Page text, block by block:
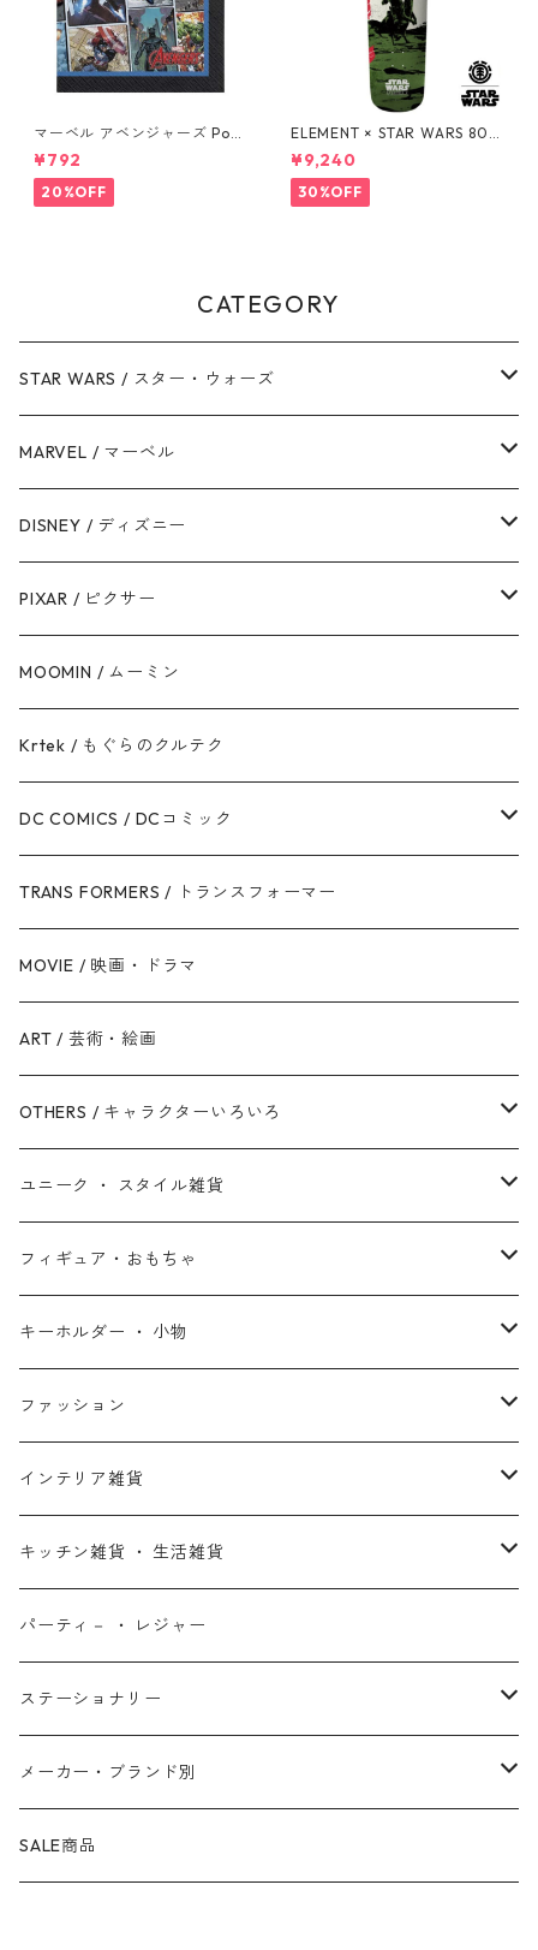
マーベル アベンジャーズ Pow
ers Unite 16pcペーパーナプ
キン MARVEL 紙ナプキン Ave
ngers
¥792
20%OFF
ELEMENT × STAR WARS 80S
BOBA FETT SKATEBOARD D
ECK ボバ・フェット スケート
ボードデッキ エレメント スタ
ー・ウォーズ
¥9,240
30%OFF
CATEGORY
STAR WARS / スター・ウォーズ
ダース・ベイダー
ストームトルーパー
ハン・ソロ
ドロイド
ボバ・フェット / マンダロリアン
ジェダイ・オーダー
銀河帝国 / ダークサイド
反乱同盟軍 / ライトサイド
スターウォーズ・シリーズ
シークエル・トリロジー
アンソロジー・シリーズ
スターウォーズ・アニメ
スターウォーズ・コラボ
MARVEL / マーベル
マーベルコミック
アベンジャーズ
スパイダーマン
アイアンマン
キャプテン・アメリカ
マイティ・ソー
ハルク
ブラック・ウィドウ
ブラックパンサー
キャプテン・マーベル
ドクター・ストレンジ
ガーディアンズ・オブ・ギャラクシー
アントマン
X-MEN
デッド・プール
ファンタスティック・フォー
ゴーストライダー
パニッシャー
サノス
DISNEY / ディズニー
ディズニーフレンズ
ディズニープリンセス
ディズニーヴィランズ
シンデレラ
美女と野獣
眠れる森の美女
リトル・マーメイド
白雪姫
アラジン
塔の上のラプンツェル
アナと雪の女王
プリンセスと魔法のキス
ムーラン
ズートピア
モアナと伝説の海
ライオンキング
バンビ
ダンボ
PIXAR / ピクサー
トイ・ストーリー
モンスターズ・インク / ユニバーシティ
カーズ
ファインディング・ニモ / ドリー
Mr.インクレディブル
アーロと少年
ピクサー
MOOMIN / ムーミン
Krtek / もぐらのクルテク
DC COMICS / DCコミック
ジャスティス・リーグ
バットマン
スーパーマン
ザ・フラッシュ
ワンダーウーマン
ジョーカー
ハーレイ・クイン
TRANS FORMERS / トランスフォーマー
MOVIE / 映画・ドラマ
ART / 芸術・絵画
OTHERS / キャラクターいろいろ
ザ・マペッツ
ひつじのショーン
ピーナッツ / スヌーピー
ミッフィー
セサミストリート
ルーニー・テューンズ
ベアブリック
ワンピース
ドラゴンボール
呪術廻戦
ユニーク ・ スタイル雑貨
北欧・ヨーロッパ雑貨
アメリカン雑貨
ホームパーティー・バーベキュー雑貨
アクセサリー
フィギュア・おもちゃ
スタチュー ・ フィギュア
ぬいぐるみ ・ プラッシュドール
コインバンク ・ 貯金箱
おもちゃ・パズル
コミック・絵本
キーホルダー ・ 小物
ステッカー ・ シール
ストラップ
キーホルダー
ワッペン
マスコット
ピンズ ・ ピンバッジ
缶バッジ ・ 缶ケース
ファッション
ウェア
ポーチ ・ バッグ
財布 ・ ウォレット
アクセサリー
ネックレス
ピアス
スニーカー ・ ソックス
ファッション雑貨
インテリア雑貨
ウォールアート
ポスター ・ デコレーション
ファブリック
キャンドル・ライト
ウォータードーム
キッチン雑貨 ・ 生活雑貨
キッチングッズ
マグカップ ・ グラス ・ タンブラー
お皿 ・ プレート ・ ボウル
生活雑貨
ドアマット
タオル・バスマット
パーティ－ ・ レジャー
ステーショナリー
シャープペン・ボールペン
ペンケース
メーカー・ブランド別
BB Designs
SALE商品